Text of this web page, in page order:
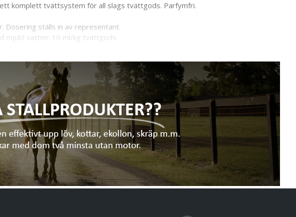
komplett tvättsystem för all slags tvättgods. Parfymfri.
Dosering ställs in av representant.
mjukt vatten: 10 ml/kg tvättgods.